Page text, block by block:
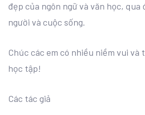
đẹp của ngôn ngữ và văn học, qua
người và cuộc sống.
Chúc các em có nhiều niềm vui và
học tập!
Các tác giả